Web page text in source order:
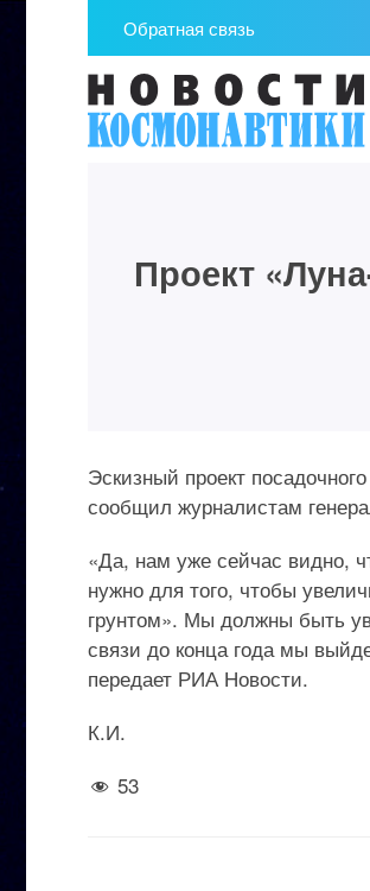
Обратная связь
Проект
Эскизный проект
сообщил журналистам
«Да, нам уже сейчас видно,
нужно для того, чтобы
грунтом». Мы должны быть
связи до конца года мы
передает РИА Новости.
К.И.
53